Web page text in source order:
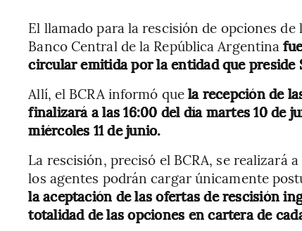
El llamado para la rescisión de opciones
Banco Central de la República Argentina
circular emitida por la entidad que preside
Allí, el BCRA informó quela recepción de
finalizará a las 16:00 del día martes 10 de
miércoles 11 de junio.
La rescisión, precisó el BCRA, se realizará
los agentes podrán cargar únicamente
la aceptación de las ofertas de rescisión
totalidad de las opciones en cartera de